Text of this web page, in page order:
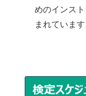
めのインス
まれています